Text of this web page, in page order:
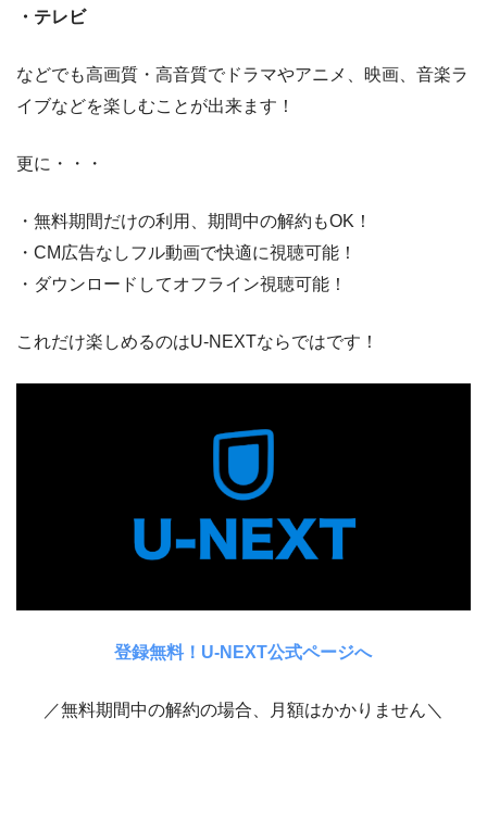
・テレビ
などでも高画質・高音質でドラマやアニメ、映画、音楽ラ
イブなどを楽しむことが出来ます！
更に・・・
・無料期間だけの利用、期間中の解約もOK！
・CM広告なしフル動画で快適に視聴可能！
・ダウンロードしてオフライン視聴可能！
これだけ楽しめるのはU-NEXTならではです！
登録無料！U-NEXT公式ページへ
／無料期間中の解約の場合、月額はかかりません＼